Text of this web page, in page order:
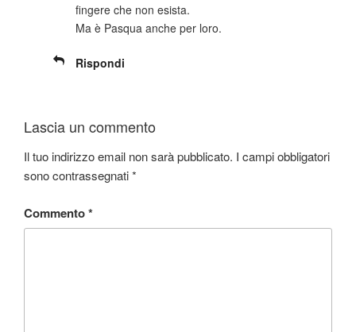
fingere che non esista.
Ma è Pasqua anche per loro.
Rispondi
Lascia un commento
Il tuo indirizzo email non sarà pubblicato. I campi obbligatori
sono contrassegnati*
Commento*